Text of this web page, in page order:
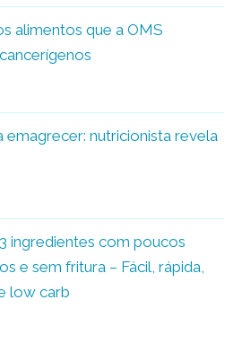
alimentos que a OMS
emagrecer: nutricionista revela
ingredientes com poucos
e sem fritura – Fácil, rápida,
low carb